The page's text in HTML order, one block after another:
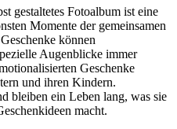
gestaltetes Fotoalbum ist eine
Momente der gemeinsamen
können
Augenblicke immer
Geschenke
und ihren Kindern.
bleiben ein Leben lang, was sie
macht.